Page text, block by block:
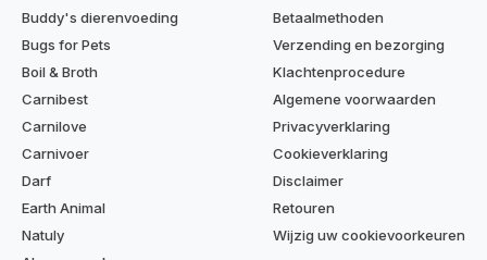
Buddy's dierenvoeding
Bugs for Pets
Boil & Broth
Carnibest
Carnilove
Carnivoer
Darf
Earth Animal
Natuly
Betaalmethoden
Verzending en bezorging
Klachtenprocedure
Algemene voorwaarden
Privacyverklaring
Cookieverklaring
Disclaimer
Retouren
Wijzig uw cookievoorkeuren